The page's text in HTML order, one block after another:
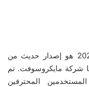
مايكروسوفت أوفيس بروفيشنال بلس 2021 هو إصدار حديث من
شركة مايكروسوفت. تم
المحترفين